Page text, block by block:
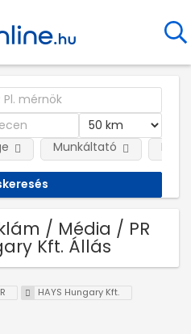
Munkáltató
/ Média / PR
Kft. Állás
HAYS Hungary Kft.